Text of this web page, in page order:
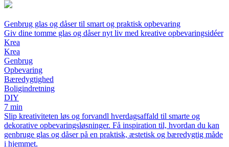
Genbrug glas og dåser til smart og praktisk opbevaring
Giv dine tomme glas og dåser nyt liv med kreative opbevaringsidéer
Krea
Krea
Genbrug
Opbevaring
Bæredygtighed
Boligindretning
DIY
7 min
Slip kreativiteten løs og forvandl hverdagsaffald til smarte og
dekorative opbevaringsløsninger. Få inspiration til, hvordan du kan
genbruge glas og dåser på en praktisk, æstetisk og bæredygtig måde
i hjemmet.